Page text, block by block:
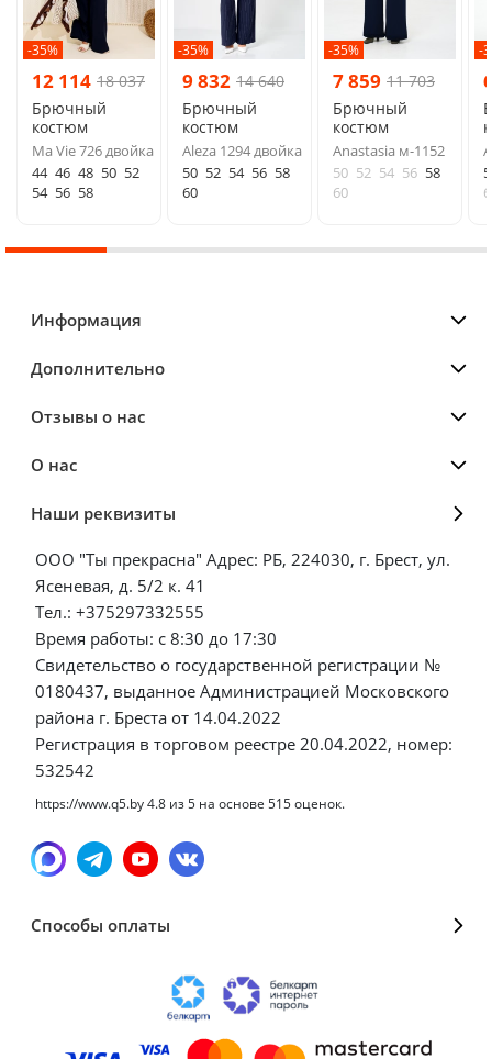
-35%
12 114 18 037
Брючный
костюм
Ma Vie 726 двойка
44 46 48 50 52
54 56 58
-35%
9 832 14 640
Брючный
костюм
Aleza 1294 двойка
50 52 54 56 58
60
-35%
7 859 11 703
Брючный
костюм
Anastasia м-1152
50 52 54 56 58
60
-
Информация
Дополнительно
Отзывы о нас
О нас
Наши реквизиты
ООО "Ты прекрасна" Адрес: РБ, 224030, г. Брест, ул.
Ясеневая, д. 5/2 к. 41
Тел.: +375297332555
Время работы: с 8:30 до 17:30
Свидетельство о государственной регистрации №
0180437, выданное Администрацией Московского
района г. Бреста от 14.04.2022
Регистрация в торговом реестре 20.04.2022, номер:
532542
https://www.q5.by4.8 из5 на основе 515оценок.
Способы оплаты